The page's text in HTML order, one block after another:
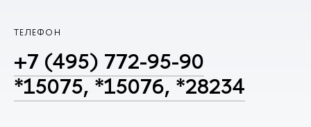
ТЕЛЕФОН
+7 (495) 772-95-90
*15075, *15076, *28234